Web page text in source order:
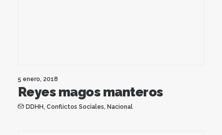
5 enero, 2018
Reyes magos manteros
DDHH, Conflictos Sociales, Nacional